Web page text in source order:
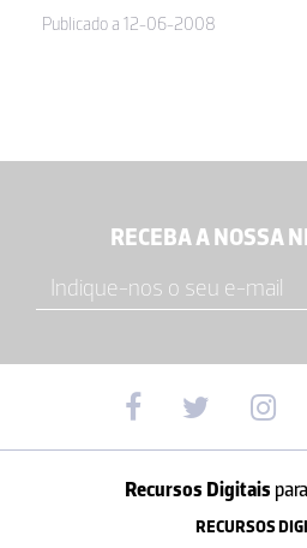
Publicado a 12-06-2008
RECEBA A NOSSA
Recursos Digitais para
RECURSOS